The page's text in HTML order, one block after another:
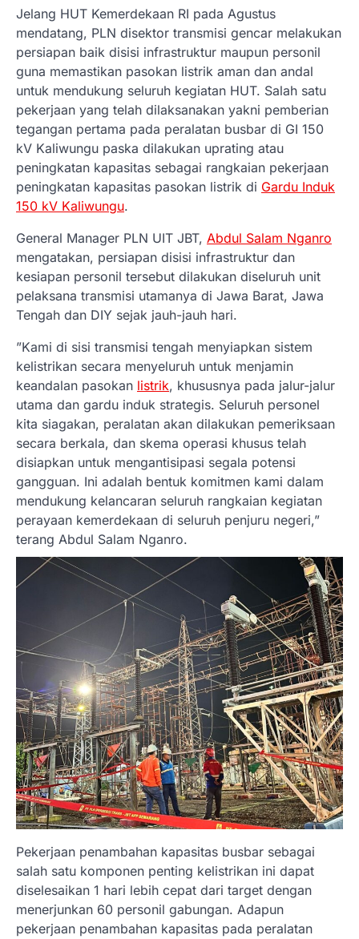
Jelang HUT Kemerdekaan RI pada Agustus
mendatang, PLN disektor transmisi gencar melakukan
persiapan baik disisi infrastruktur maupun personil
guna memastikan pasokan listrik aman dan andal
untuk mendukung seluruh kegiatan HUT. Salah satu
pekerjaan yang telah dilaksanakan yakni pemberian
tegangan pertama pada peralatan busbar di GI 150
kV Kaliwungu paska dilakukan uprating atau
peningkatan kapasitas sebagai rangkaian pekerjaan
peningkatan kapasitas pasokan listrik di Gardu Induk
150 kV Kaliwungu.
General Manager PLN UIT JBT, Abdul Salam Nganro
mengatakan, persiapan disisi infrastruktur dan
kesiapan personil tersebut dilakukan diseluruh unit
pelaksana transmisi utamanya di Jawa Barat, Jawa
Tengah dan DIY sejak jauh-jauh hari.
”Kami di sisi transmisi tengah menyiapkan sistem
kelistrikan secara menyeluruh untuk menjamin
keandalan pasokan listrik, khususnya pada jalur-jalur
utama dan gardu induk strategis. Seluruh personel
kita siagakan, peralatan akan dilakukan pemeriksaan
secara berkala, dan skema operasi khusus telah
disiapkan untuk mengantisipasi segala potensi
gangguan. Ini adalah bentuk komitmen kami dalam
mendukung kelancaran seluruh rangkaian kegiatan
perayaan kemerdekaan di seluruh penjuru negeri,”
terang Abdul Salam Nganro.
Pekerjaan penambahan kapasitas busbar sebagai
salah satu komponen penting kelistrikan ini dapat
diselesaikan 1 hari lebih cepat dari target dengan
menerjunkan 60 personil gabungan. Adapun
pekerjaan penambahan kapasitas pada peralatan